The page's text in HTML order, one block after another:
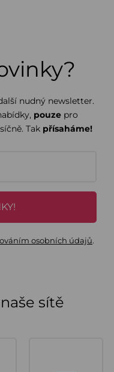
nudný newsletter.
pouze pro
Tak přísaháme!
osobních údajů.
sítě